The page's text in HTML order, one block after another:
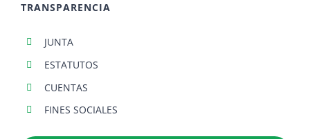
TRANSPARENCIA
JUNTA
ESTATUTOS
CUENTAS
FINES SOCIALES